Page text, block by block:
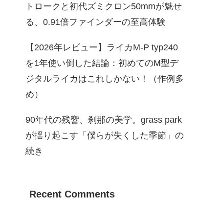
トロークと初代ズミクロン50mmが魅せ
る、0.91倍ファインダーの至高体験
【2026年レビュー】ライカM-P typ240
を1年使い倒した結論：初めてのM型デ
ジタルライカはこれしかない！（作例多
め）
90年代の残響、刹那の美学。grass park
が揺り起こす「僕らが失くした季節」の
続き
Recent Comments